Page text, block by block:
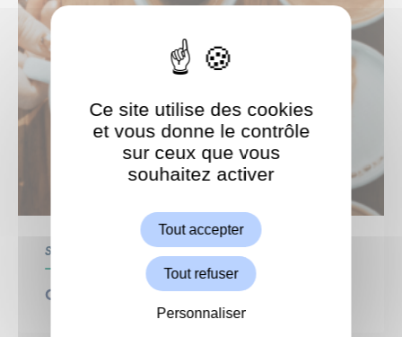
Seniors
Café de l’Amitié
ShareThis est désactivé.
Ce site utilise des cookies
et vous donne le contrôle
sur ceux que vous
souhaitez activer
Tout accepter
Tout refuser
Personnaliser